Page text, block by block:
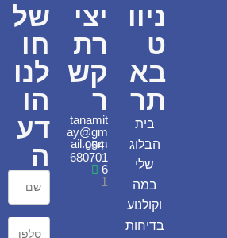
ניוו
ט
בא
תר
בית
הבלוג
שלי
במה
וקולנוע
בדיחות
יצי
רת
קש
ר
tanamit
ay@gm
ail.com
054-
680701
6
1
של
חו
לנו
הו
דע
ה